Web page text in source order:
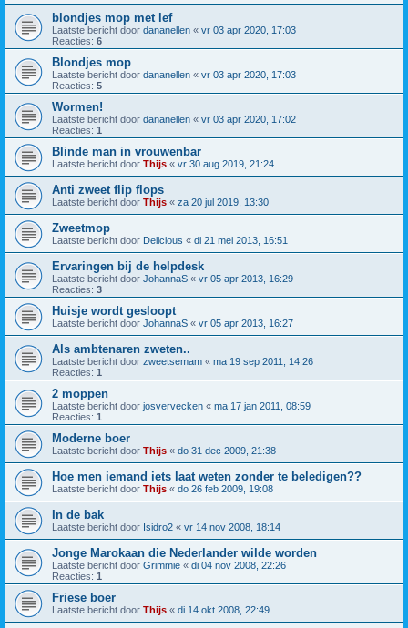
blondjes mop met lef
Laatste bericht door dananellen « vr 03 apr 2020, 17:03
Reacties: 6
Blondjes mop
Laatste bericht door dananellen « vr 03 apr 2020, 17:03
Reacties: 5
Wormen!
Laatste bericht door dananellen « vr 03 apr 2020, 17:02
Reacties: 1
Blinde man in vrouwenbar
Laatste bericht door Thijs « vr 30 aug 2019, 21:24
Anti zweet flip flops
Laatste bericht door Thijs « za 20 jul 2019, 13:30
Zweetmop
Laatste bericht door Delicious « di 21 mei 2013, 16:51
Ervaringen bij de helpdesk
Laatste bericht door JohannaS « vr 05 apr 2013, 16:29
Reacties: 3
Huisje wordt gesloopt
Laatste bericht door JohannaS « vr 05 apr 2013, 16:27
Als ambtenaren zweten..
Laatste bericht door zweetsemam « ma 19 sep 2011, 14:26
Reacties: 1
2 moppen
Laatste bericht door josvervecken « ma 17 jan 2011, 08:59
Reacties: 1
Moderne boer
Laatste bericht door Thijs « do 31 dec 2009, 21:38
Hoe men iemand iets laat weten zonder te beledigen??
Laatste bericht door Thijs « do 26 feb 2009, 19:08
In de bak
Laatste bericht door Isidro2 « vr 14 nov 2008, 18:14
Jonge Marokaan die Nederlander wilde worden
Laatste bericht door Grimmie « di 04 nov 2008, 22:26
Reacties: 1
Friese boer
Laatste bericht door Thijs « di 14 okt 2008, 22:49